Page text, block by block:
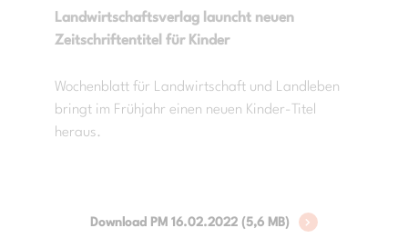
Landwirtschaftsverlag launcht neuen
Zeitschriftentitel für Kinder
Wochenblatt für Landwirtschaft und Landleben
bringt im Frühjahr einen neuen Kinder-Titel
heraus.
Download PM 16.02.2022 (5,6 MB)